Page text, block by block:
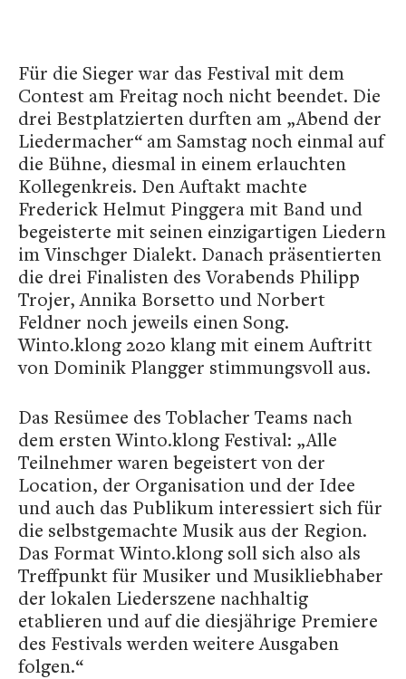
Für die Sieger war das Festival mit dem
Contest am Freitag noch nicht beendet. Die
drei Bestplatzierten durften am „Abend der
Liedermacher“ am Samstag noch einmal auf
die Bühne, diesmal in einem erlauchten
Kollegenkreis. Den Auftakt machte
Frederick Helmut Pinggera mit Band und
begeisterte mit seinen einzigartigen Liedern
im Vinschger Dialekt. Danach präsentierten
die drei Finalisten des Vorabends Philipp
Trojer, Annika Borsetto und Norbert
Feldner noch jeweils einen Song.
Winto.klong 2020 klang mit einem Auftritt
von Dominik Plangger stimmungsvoll aus.
Das Resümee des Toblacher Teams nach
dem ersten Winto.klong Festival: „Alle
Teilnehmer waren begeistert von der
Location, der Organisation und der Idee
und auch das Publikum interessiert sich für
die selbstgemachte Musik aus der Region.
Das Format Winto.klong soll sich also als
Treffpunkt für Musiker und Musikliebhaber
der lokalen Liederszene nachhaltig
etablieren und auf die diesjährige Premiere
des Festivals werden weitere Ausgaben
folgen.“